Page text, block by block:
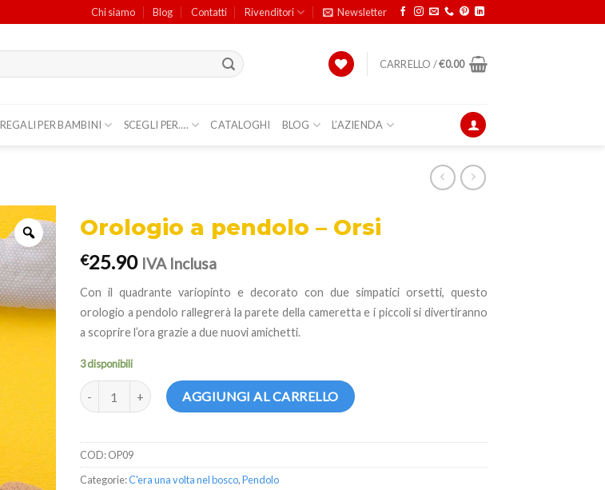
Chi siamo Blog Contatti Rivenditori Newsletter
CARRELLO /€0.00
REGALI PER BAMBINI SCEGLI PER…. CATALOGHI BLOG L’AZIENDA
Orologio a pendolo – Orsi
€25.90 IVA Inclusa
Con il quadrante variopinto e decorato con due simpatici orsetti, questo
orologio a pendolo rallegrerà la parete della cameretta e i piccoli si divertiranno
a scoprire l’ora grazie a due nuovi amichetti.
3 disponibili
Orologio a pendolo - Orsi quantitàAGGIUNGI AL CARRELLO
COD:OP09
Categorie:C'era una volta nel bosco,Pendolo